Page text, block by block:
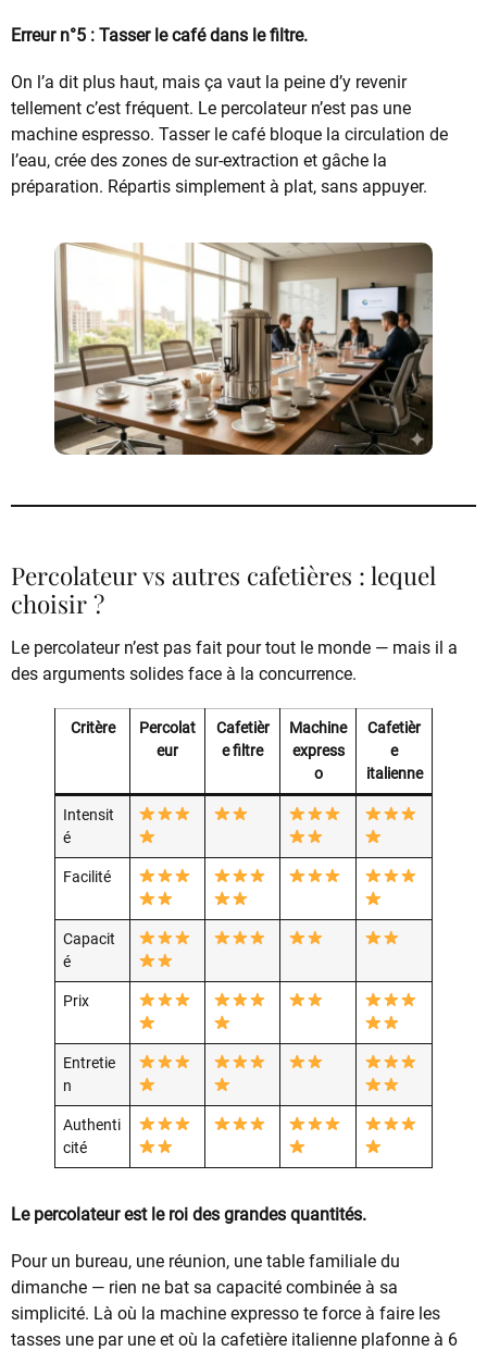
Erreur n°5 : Tasser le café dans le filtre.
On l’a dit plus haut, mais ça vaut la peine d’y revenir
tellement c’est fréquent. Le percolateur n’est pas une
machine espresso. Tasser le café bloque la circulation de
l’eau, crée des zones de sur-extraction et gâche la
préparation. Répartis simplement à plat, sans appuyer.
Percolateur vs autres cafetières : lequel
choisir ?
Le percolateur n’est pas fait pour tout le monde — mais il a
des arguments solides face à la concurrence.
Critère
Percolat
eur
Cafetièr
e filtre
Machine
express
o
Cafetièr
e
italienne
Intensit
é
Facilité
Capacit
é
Prix
Entretie
n
Authenti
cité
Le percolateur est le roi des grandes quantités.
Pour un bureau, une réunion, une table familiale du
dimanche — rien ne bat sa capacité combinée à sa
simplicité. Là où la machine expresso te force à faire les
tasses une par une et où la cafetière italienne plafonne à 6